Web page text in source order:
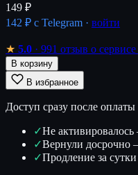
149 ₽
142 ₽ с Telegram · войти
★ 5.0 · 991 отзыв о сервисе
В корзину
В избранное
Доступ сразу после оплаты
✓Не
✓Вернули досрочно
✓Продление за